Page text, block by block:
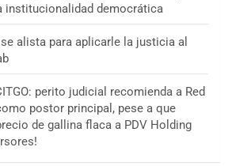
institucionalidad democrática
se alista para aplicarle la justicia al
perito judicial recomienda a Red
postor principal, pese a que
de gallina flaca a PDV Holding